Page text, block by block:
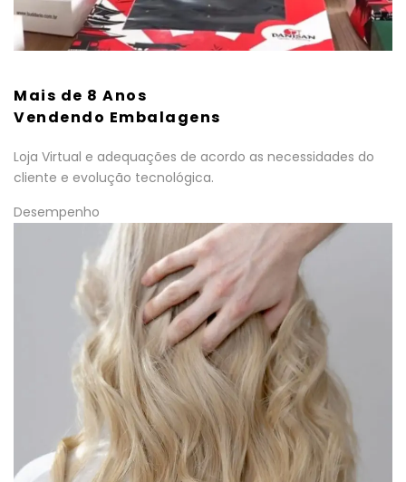
Mais de 8 Anos
Vendendo Embalagens
Loja Virtual e adequações de acordo as necessidades do
cliente e evolução tecnológica.
Desempenho